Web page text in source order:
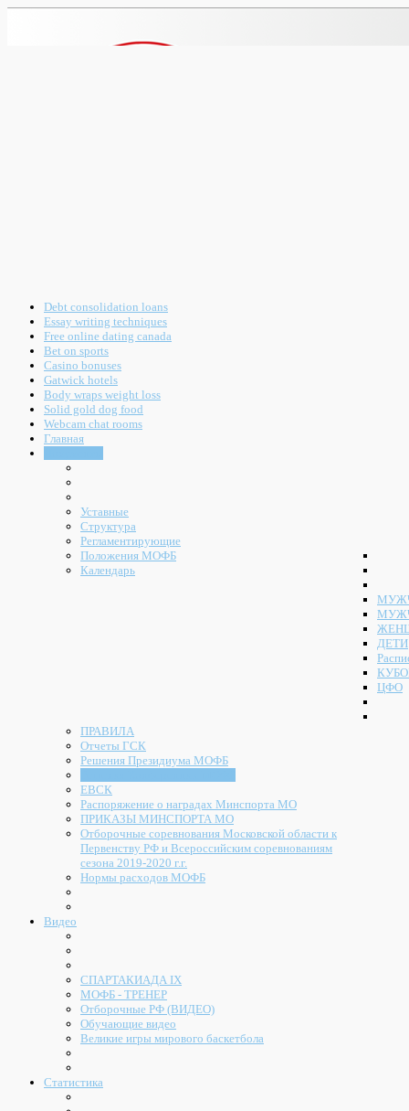
Debt consolidation loans
Essay writing techniques
Free online dating canada
Bet on sports
Casino bonuses
Gatwick hotels
Body wraps weight loss
Solid gold dog food
Webcam chat rooms
Главная
Уставные
Структура
Регламентирующие
Положения МОФБ
Календарь
ДЕТИ
ЦФО
ПРАВИЛА
Отчеты ГСК
Решения Президиума МОФБ
ЕВСК
Распоряжение о наградах Минспорта МО
ПРИКАЗЫ МИНСПОРТА МО
Отборочные соревнования Московской области к
Первенству РФ и Всероссийским соревнованиям
сезона 2019-2020 г.г.
Нормы расходов МОФБ
Видео
СПАРТАКИАДА IX
МОФБ - ТРЕНЕР
Отборочные РФ (ВИДЕО)
Обучающие видео
Великие игры мирового баскетбола
Статистика